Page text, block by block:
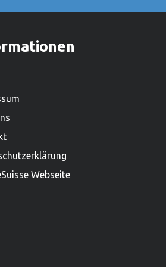
und beschäftigt weltweit über
von mehr als 2.000
ist es zudem einer der
Webseite